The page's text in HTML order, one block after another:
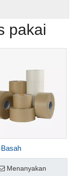
pakai
Menanyakan